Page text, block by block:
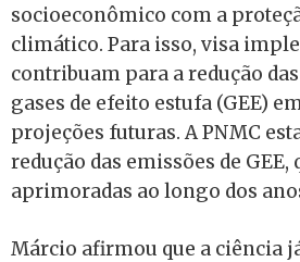
socioeconômico com a
climático. Para isso, visa
contribuam para a redução
gases de efeito estufa (GEE)
projeções futuras. A PNMC
redução das emissões de
aprimoradas ao longo dos
Márcio afirmou que a ciência